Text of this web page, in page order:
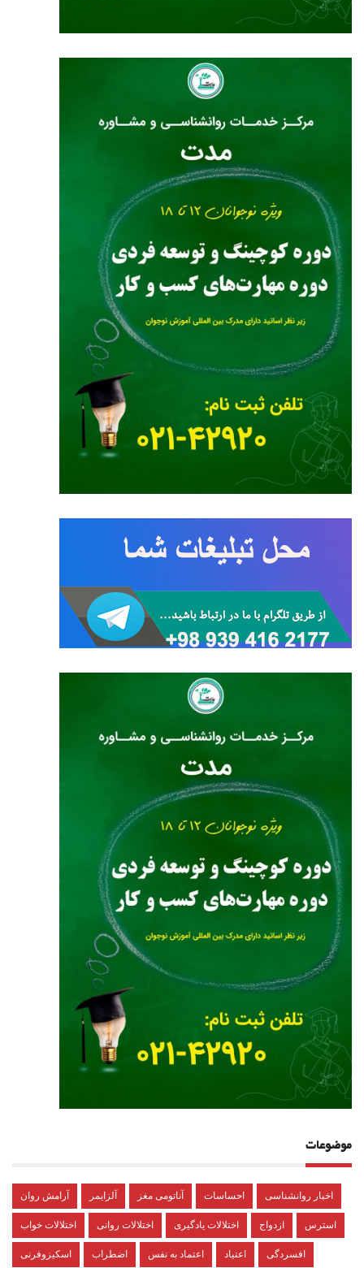
موضوعات
آرامش روان آلزایمر آناتومی مغز احساسات اخبار روانشناسی
اختلالات خواب اختلالات روانی اختلالات یادگیری ازدواج استرس
اسکیزوفرنی اضطراب اعتماد به نفس اعتیاد افسردگی